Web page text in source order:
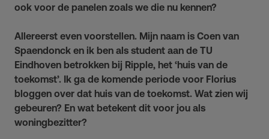
ook voor de panelen zoals we die nu kennen?
Allereerst even voorstellen. Mijn naam is Coen van
Spaendonck en ik ben als student aan de TU
Eindhoven betrokken bij Ripple, het ‘huis van de
toekomst’. Ik ga de komende periode voor Florius
bloggen over dat huis van de toekomst. Wat zien wij
gebeuren? En wat betekent dit voor jou als
woningbezitter?